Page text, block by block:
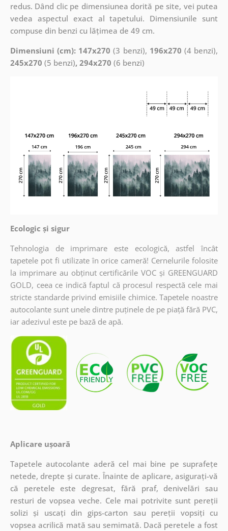
redus. Dând clic pe dimensiunea dorită pe site, vei putea
vedea aspectul exact al tapetului. Dimensiunile sunt
compuse din benzi cu lățimea de 49 cm.
Dimensiuni (cm): 147x270 (3 benzi), 196x270 (4 benzi),
245x270 (5 benzi), 294x270 (6 benzi)
Ecologic și sigur
Tehnologia de imprimare este ecologică, astfel încât
tapetele pot fi utilizate în orice cameră! Cernelurile folosite
la imprimare au obținut certificările VOC și GREENGUARD
GOLD, ceea ce indică faptul că procesul respectă cele mai
stricte standarde privind emisiile chimice. Tapetele noastre
autocolante sunt unele dintre puținele de pe piață fără PVC,
iar adezivul este pe bază de apă.
Aplicare ușoară
Tapetele autocolante aderă cel mai bine pe suprafețe
netede, drepte și curate. Înainte de aplicare, asigurați-vă
că peretele este degresat, fără praf, denivelări sau
resturi de vopsea veche. Cele mai potrivite sunt pereții
solizi și uscați din gips-carton sau pereții vopsiți cu
vopsea acrilică mată sau semimată. Dacă peretele a fost